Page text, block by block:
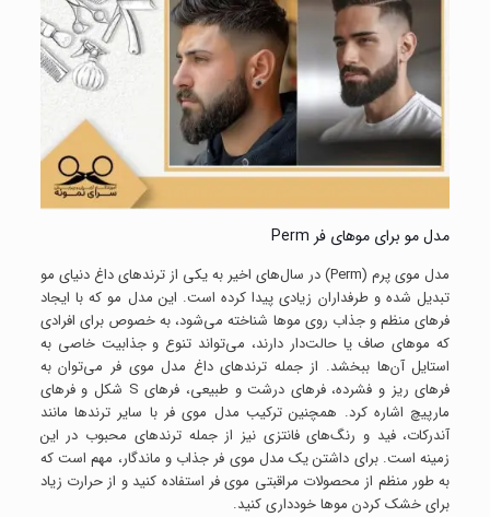
مدل مو برای موهای فر Perm
مدل موی پرم (Perm) در سال‌های اخیر به یکی از ترندهای داغ دنیای مو
تبدیل شده و طرفداران زیادی پیدا کرده است. این مدل مو که با ایجاد
فرهای منظم و جذاب روی موها شناخته می‌شود، به خصوص برای افرادی
که موهای صاف یا حالت‌دار دارند، می‌تواند تنوع و جذابیت خاصی به
استایل آن‌ها ببخشد. از جمله ترندهای داغ مدل موی فر می‌توان به
فرهای ریز و فشرده، فرهای درشت و طبیعی، فرهای S شکل و فرهای
مارپیچ اشاره کرد. همچنین ترکیب مدل موی فر با سایر ترندها مانند
آندرکات، فید و رنگ‌های فانتزی نیز از جمله ترندهای محبوب در این
زمینه است. برای داشتن یک مدل موی فر جذاب و ماندگار، مهم است که
به طور منظم از محصولات مراقبتی موی فر استفاده کنید و از حرارت زیاد
برای خشک کردن موها خودداری کنید.